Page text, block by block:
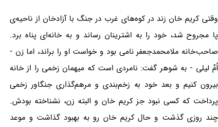
وقتی کریم خان زند در کوه‌های غرب در جنگ با آزادخان از ناحیه‌ی
پا مجروح شد، خود را به اشترینان رساند و به خانه‌ای پناه برد.
صاحب‌خانه ملامحمدجعفر نامی بود و خواست او را براند، اما زن -
اُمِّ لیلی - به شوهر گفت: نامردی است که میهمان زخمی را از خانه
بیرون کنیم و بعد خود به زخم‌بندی و مرهم‌گذاری جنگاور زخمی
پرداخت که کسی نبود جز کریم خان و البته زن، نشناخته بودش.
چند روزی گذشت و حال کریم خان رو به بهبود گذاشت و موعد